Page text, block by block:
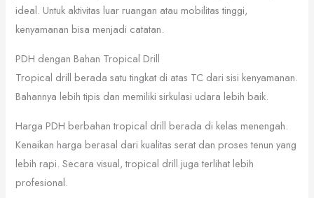
ideal. Untuk aktivitas luar ruangan atau mobilitas tinggi,
kenyamanan bisa menjadi catatan.
PDH dengan Bahan Tropical Drill
Tropical drill berada satu tingkat di atas TC dari sisi kenyamanan.
Bahannya lebih tipis dan memiliki sirkulasi udara lebih baik.
Harga PDH berbahan tropical drill berada di kelas menengah.
Kenaikan harga berasal dari kualitas serat dan proses tenun yang
lebih rapi. Secara visual, tropical drill juga terlihat lebih
profesional.